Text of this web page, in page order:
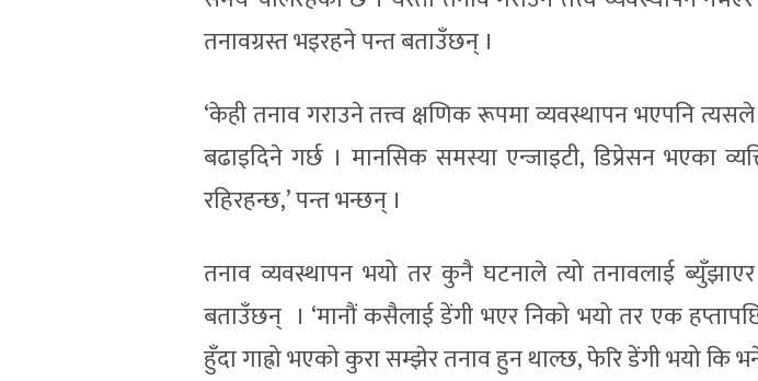
तनावग्रस्त भइरहने पन्त बताउँछन् ।
‘केही तनाव गराउने तत्त्व क्षणिक रूपमा व्यवस्थापन भएपनि
बढाइदिने गर्छ । मानसिक समस्या एन्जाइटी, डिप्रेसन भएका
रहिरहन्छ,’ पन्त भन्छन् ।
तनाव व्यवस्थापन भयो तर कुनै घटनाले त्यो तनावलाई
बताउँछन् । ‘मानौं कसैलाई डेंगी भएर निको भयो तर एक
हुँदा गाह्रो भएको कुरा सम्झेर तनाव हुन थाल्छ, फेरि डेंगी भयो कि